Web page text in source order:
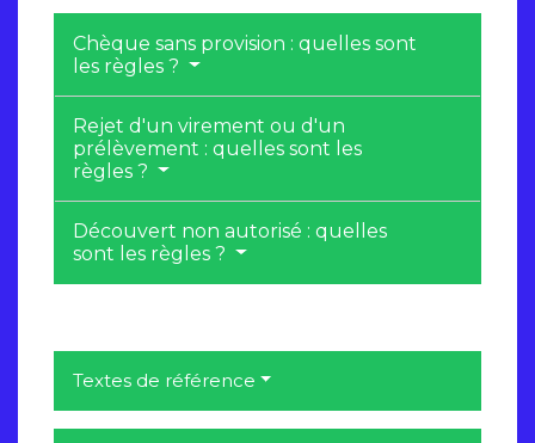
Chèque sans provision : quelles sont
les règles ?
Rejet d'un virement ou d'un
prélèvement : quelles sont les
règles ?
Découvert non autorisé : quelles
sont les règles ?
Textes de référence